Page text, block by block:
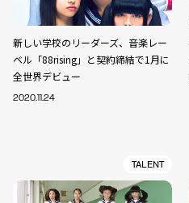
新しい学校のリーダーズ、音楽レー
ベル「88rising」と契約締結で1月に
全世界デビュー
2020.11.24
TALENT